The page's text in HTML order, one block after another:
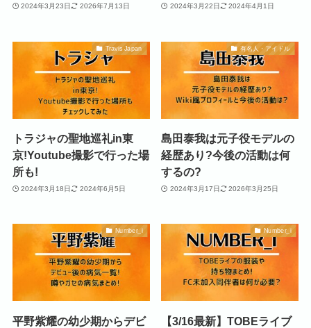
2024年3月23日 2026年7月13日 2024年3月22日 2024年4月1日
Travis Japan
トラジャの聖地巡礼in東
京!Youtube撮影で行った場
所も!
2024年3月18日 2024年6月5日
有名人・アイドル
島田泰我は元子役モデルの
経歴あり?今後の活動は何
するの?
2024年3月17日 2026年3月25日
Number_i
平野紫耀の幼少期からデビ
Number_i
【3/16最新】TOBEライブ